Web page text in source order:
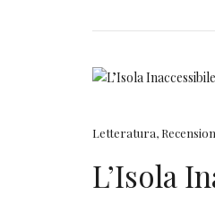
Letteratura,
L’Isola